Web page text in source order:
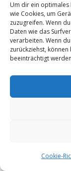
Um dir ein optimales
wie Cookies, um
zuzugreifen. Wenn
Daten wie das
verarbeiten. Wenn
zurückziehst,
beeinträchtigt
Cookie-
Flensburg
Flensburg
Fahrdorf
Twedt bei
Flensburg
Klein Rheide